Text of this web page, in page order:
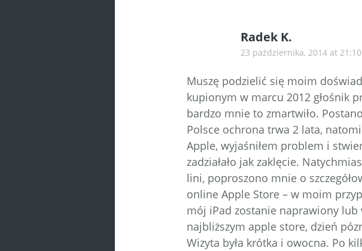
Radek K.
23 października, 2014 at 21:10
Muszę podzielić się moim
kupionym w marcu 2012 głośnik
bardzo mnie to zmartwiło.
Polsce ochrona trwa 2 lata,
Apple, wyjaśniłem problem i
zadziałało jak zaklęcie.
lini, poproszono mnie o
online Apple Store – w moim
mój iPad zostanie naprawiony
najbliższym apple store, dzień
Wizyta była krótka i owocna. Po